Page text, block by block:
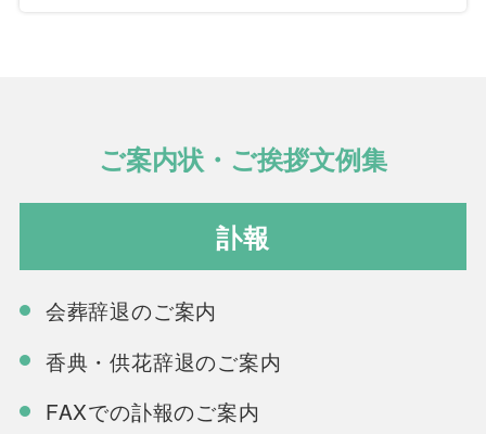
ご案内状・ご挨拶文例集
訃報
会葬辞退のご案内
香典・供花辞退のご案内
FAXでの訃報のご案内